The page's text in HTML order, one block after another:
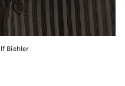
Biehler